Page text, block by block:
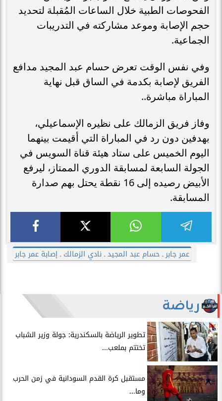
الفحوصات الطبية خلال الساعات المُقبلة لتحديد
حجم الإصابة وموعد مشاركته في التدريبات
الجماعية.
وفي نفس الوقت تعرض حسام عبد المجيد مدافع
الفريق لإصابة بكدمة في الساق قبل نهاية
المباراة مباشرة..
وفاز فريق الزمالك على نظيره الإسماعيلي،
بهدفين دون رد في المباراة التي أقيمت بينهما
اليوم الخميس على ستاد هيئة قناة السويس في
الجولة السابعة لمسابقة الدوري الممتاز، ليرفع
الأبيض رصيده إلى 16 نقطة يحتل بهم صدارة
المسابقة.
عمر جابر ـ حسام عبد المجيد ـ نادي الزمالك ـ إصابة عمر جابر
رياضة
​تطوير الرياضة بالسكندرية: جولة وزير الشباب
تختتم بملعب...
مستقبل كرة القدم السودانية في زمن الحرب
وما...